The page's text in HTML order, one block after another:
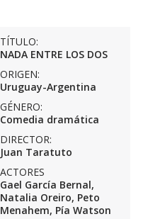
TÍTULO:
NADA ENTRE LOS DOS
ORIGEN:
Uruguay-Argentina
GÉNERO:
Comedia dramática
DIRECTOR:
Juan Taratuto
ACTORES
Gael García Bernal,
Natalia Oreiro, Peto
Menahem, Pía Watson